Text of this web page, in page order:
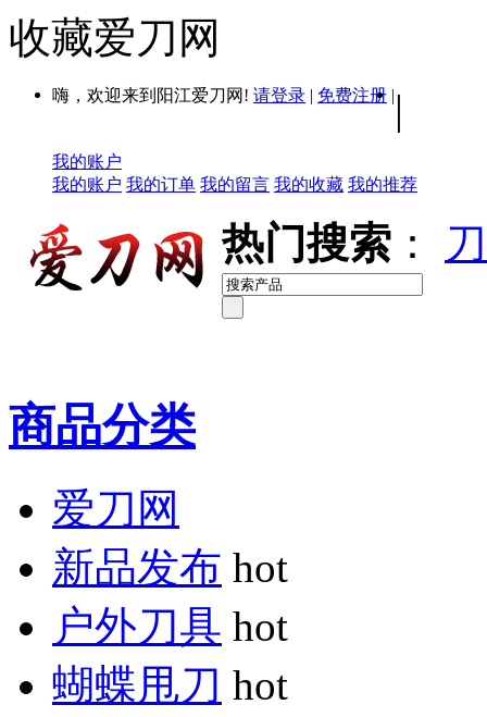
收藏爱刀网
嗨，欢迎来到阳江爱刀网! 请登录 | 免费注册 | |
我的账户
我的账户 我的订单 我的留言 我的收藏 我的推荐
热门搜索 ：
商品分类
爱刀网
新品发布 hot
户外刀具 hot
蝴蝶甩刀 hot